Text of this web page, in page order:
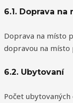
6.1. Doprava
Doprava na místo
dopravou na
6.2. Ubytovaní
Počet